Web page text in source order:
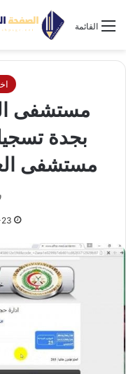
القائمة
مستشفى
بجدة
مستشفى